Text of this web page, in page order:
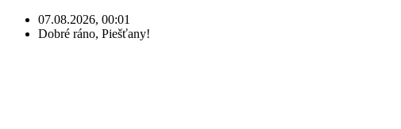
07.08.2026, 00:01
Dobré ráno, Piešťany!